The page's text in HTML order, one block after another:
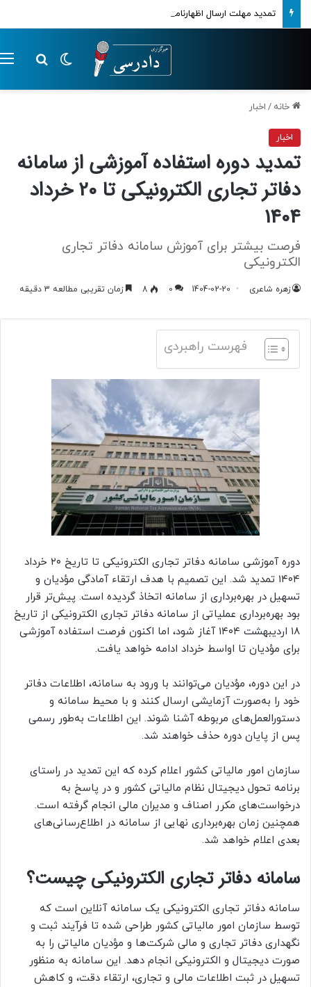
تمدید مهلت ارسال اظهارنامه‌های مالیاتی تا پایان تابستان 1405
تغییر پوسته
خانه / اخبار
اخبار
تمدید دوره استفاده آموزشی از سامانه
دفاتر تجاری الکترونیکی تا 20 خرداد
1404
فرصت بیشتر برای آموزش سامانه دفاتر تجاری
الکترونیکی
زهره شاعری 1404-02-20
0
8 زمان تقریبی مطالعه 3 دقیقه
فهرست راهبردی
دوره آموزشی سامانه دفاتر تجاری الکترونیکی تا تاریخ ۲۰ خرداد
۱۴۰۴ تمدید شد. این تصمیم با هدف ارتقاء آمادگی مؤدیان و
تسهیل در بهره‌برداری از سامانه اتخاذ گردیده است. پیش‌تر قرار
بود بهره‌برداری عملیاتی از سامانه دفاتر تجاری الکترونیکی از تاریخ
۱۸ اردیبهشت ۱۴۰۴ آغاز شود، اما اکنون فرصت استفاده آموزشی
برای مؤدیان تا اواسط خرداد ادامه خواهد یافت.
در این دوره، مؤدیان می‌توانند با ورود به سامانه، اطلاعات دفاتر
خود را به‌صورت آزمایشی ارسال کنند و با محیط سامانه و
دستورالعمل‌های مربوطه آشنا شوند. این اطلاعات به‌طور رسمی
پس از پایان دوره حذف خواهند شد.
سازمان امور مالیاتی کشور اعلام کرده که این تمدید در راستای
برنامه تحول دیجیتال نظام مالیاتی کشور و در پاسخ به
درخواست‌های مکرر اصناف و مدیران مالی انجام گرفته است.
همچنین زمان بهره‌برداری نهایی از سامانه در اطلاع‌رسانی‌های
بعدی اعلام خواهد شد.
سامانه دفاتر تجاری الکترونیکی چیست؟
سامانه دفاتر تجاری الکترونیکی یک سامانه آنلاین است که
توسط سازمان امور مالیاتی کشور طراحی شده تا فرآیند ثبت و
نگهداری دفاتر تجاری و مالی شرکت‌ها و مؤدیان مالیاتی را به
صورت دیجیتال و الکترونیکی انجام دهد. این سامانه به منظور
تسهیل در ثبت اطلاعات مالی و تجاری، ارتقاء دقت، و کاهش